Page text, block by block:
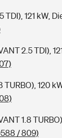
TDI), 121 kW,
2.5 TDI),
TURBO), 120
1.8
/ 809)